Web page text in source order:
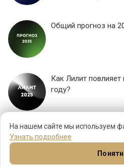
На нашем сайте мы используем
Узнать подробнее
Общий прогноз на
Как Лилит
году?
ЕЩЕ...